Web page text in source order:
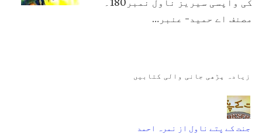
مصنف اے حمید- عنبر…
زیادہ پڑھی جانی والی کتابیں
جنت کے پتے ناول از نمرہ احمد